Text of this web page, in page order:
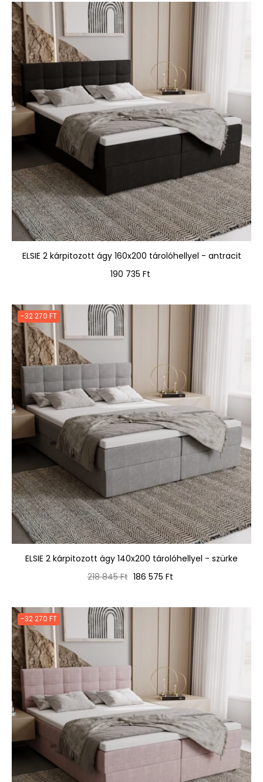
ELSIE 2 kárpitozott ágy 160x200 tárolóhellyel - antracit
Ár
190 735 Ft
-32 270 FT
ELSIE 2 kárpitozott ágy 140x200 tárolóhellyel - szürke
Normál
218 845 Ft Ár
186 575 Ft
-32 270 FT